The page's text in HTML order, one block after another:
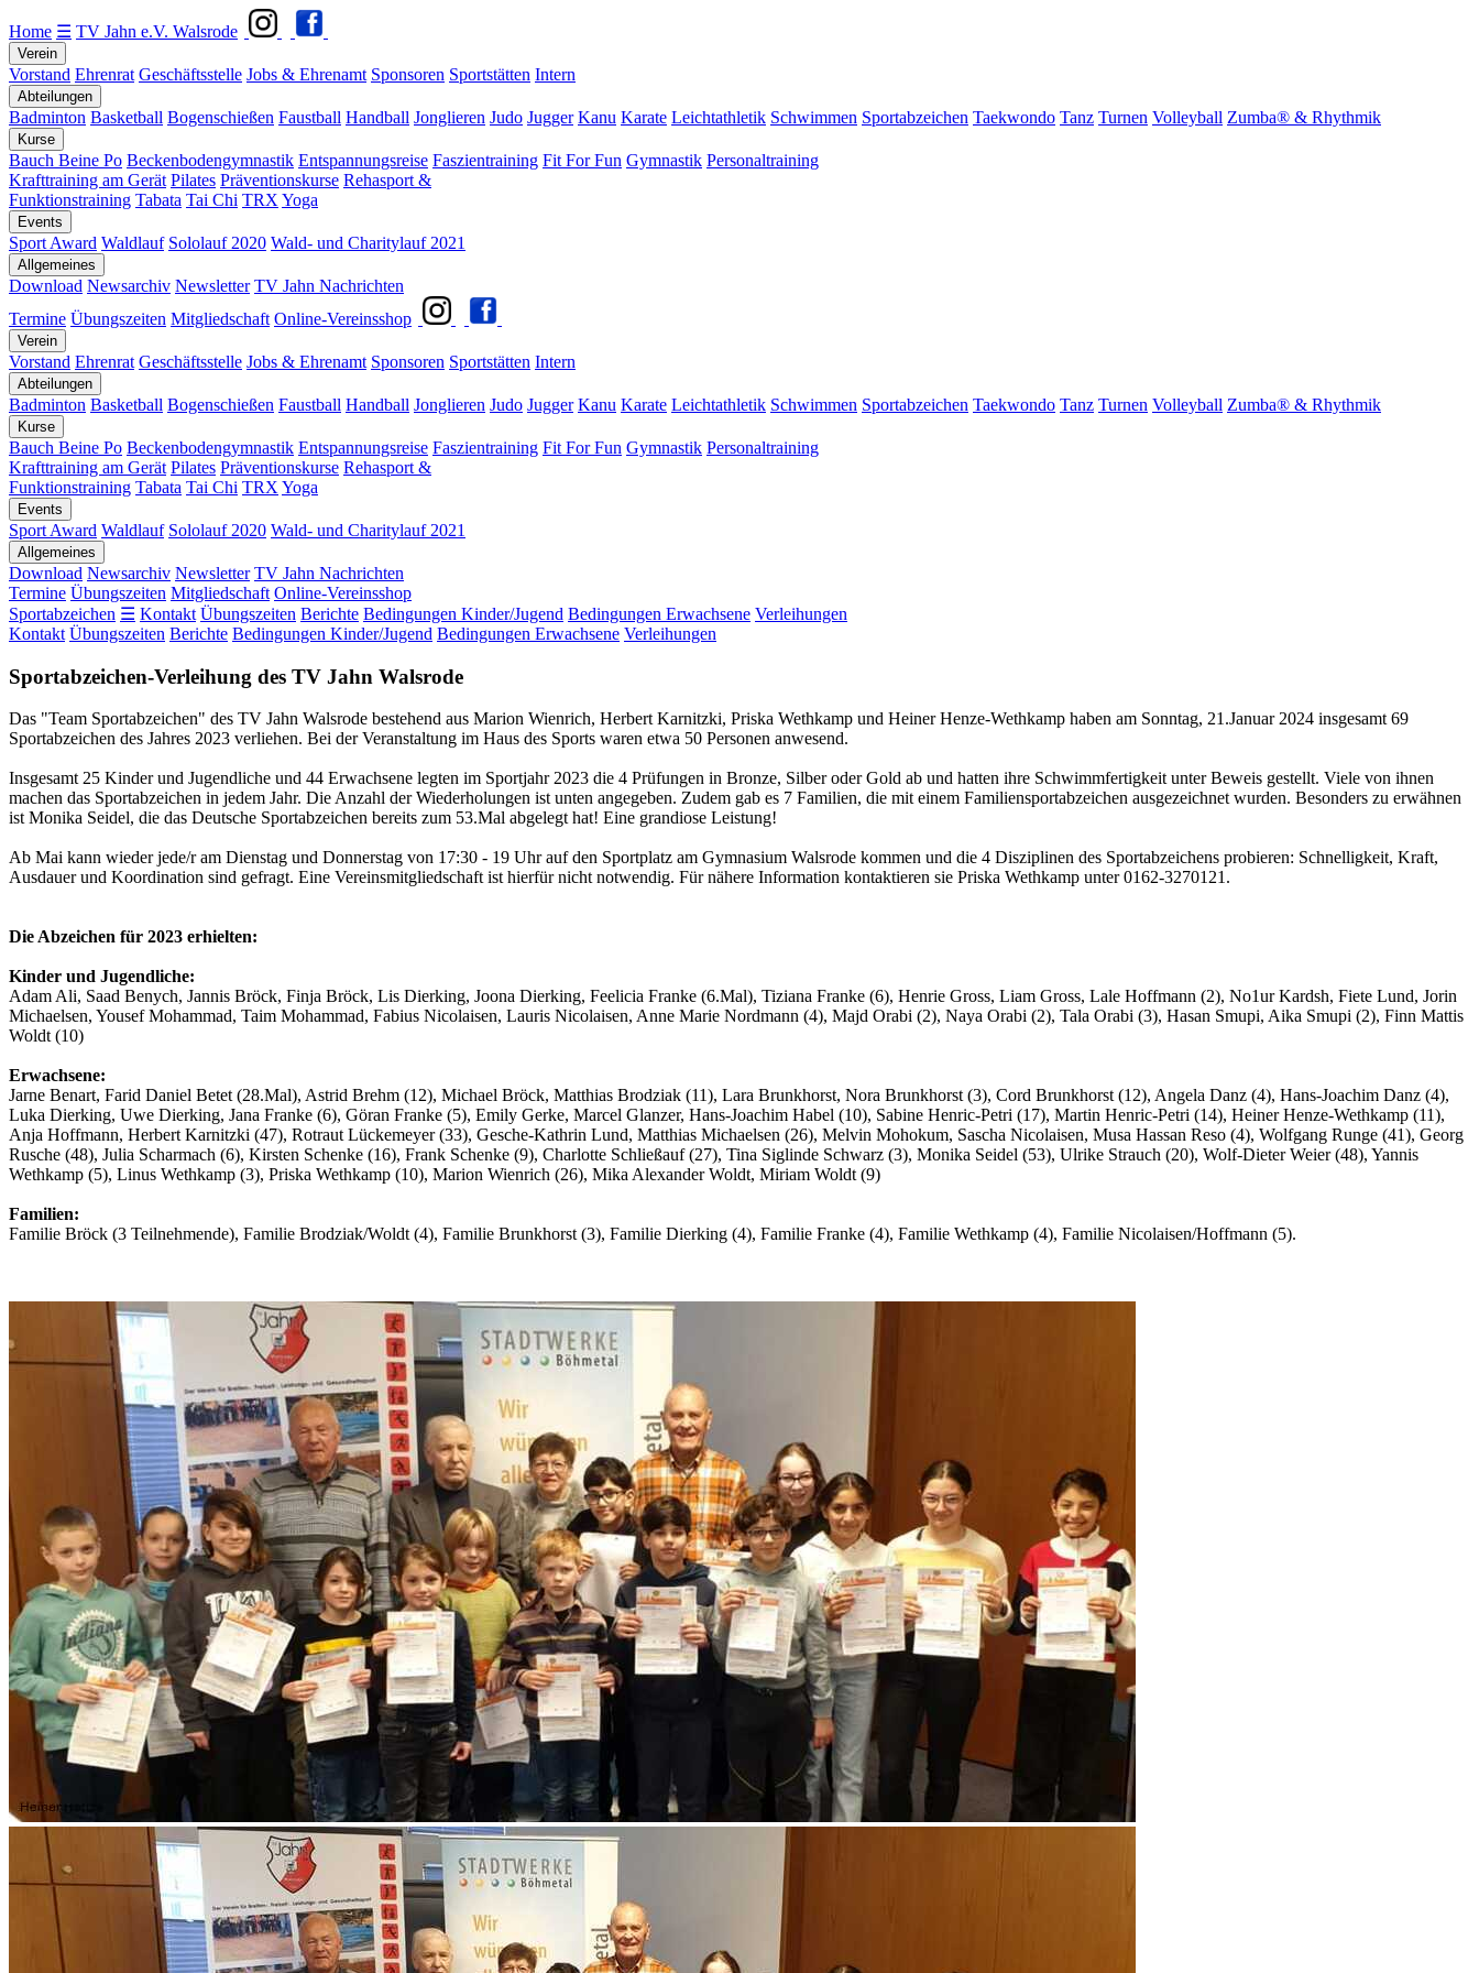
Home ☰ TV Jahn e.V. Walsrode
Verein
Vorstand Ehrenrat Geschäftsstelle Jobs & Ehrenamt Sponsoren Sportstätten Intern
Abteilungen
Badminton Basketball Bogenschießen Faustball Handball Jonglieren Judo Jugger Kanu Karate Leichtathletik Schwimmen Sportabzeichen Taekwondo Tanz Turnen Volleyball Zumba® & Rhythmik
Kurse
Bauch Beine Po Beckenbodengymnastik Entspannungsreise Faszientraining Fit For Fun Gymnastik Personaltraining
Krafttraining am Gerät Pilates Präventionskurse Rehasport &
Funktionstraining Tabata Tai Chi TRX Yoga
Events
Sport Award Waldlauf Sololauf 2020 Wald- und Charitylauf 2021
Allgemeines
Download Newsarchiv Newsletter TV Jahn Nachrichten
Termine Übungszeiten Mitgliedschaft Online-Vereinsshop
Verein
Vorstand Ehrenrat Geschäftsstelle Jobs & Ehrenamt Sponsoren Sportstätten Intern
Abteilungen
Badminton Basketball Bogenschießen Faustball Handball Jonglieren Judo Jugger Kanu Karate Leichtathletik Schwimmen Sportabzeichen Taekwondo Tanz Turnen Volleyball Zumba® & Rhythmik
Kurse
Bauch Beine Po Beckenbodengymnastik Entspannungsreise Faszientraining Fit For Fun Gymnastik Personaltraining
Krafttraining am Gerät Pilates Präventionskurse Rehasport &
Funktionstraining Tabata Tai Chi TRX Yoga
Events
Sport Award Waldlauf Sololauf 2020 Wald- und Charitylauf 2021
Allgemeines
Download Newsarchiv Newsletter TV Jahn Nachrichten
Termine Übungszeiten Mitgliedschaft Online-Vereinsshop
Sportabzeichen ☰ Kontakt Übungszeiten Berichte Bedingungen Kinder/Jugend Bedingungen Erwachsene Verleihungen
Kontakt Übungszeiten Berichte Bedingungen Kinder/Jugend Bedingungen Erwachsene Verleihungen
Sportabzeichen-Verleihung des TV Jahn Walsrode
Das "Team Sportabzeichen" des TV Jahn Walsrode bestehend aus Marion Wienrich, Herbert Karnitzki, Priska Wethkamp und Heiner Henze-Wethkamp haben am Sonntag, 21.Januar 2024 insgesamt 69
Sportabzeichen des Jahres 2023 verliehen. Bei der Veranstaltung im Haus des Sports waren etwa 50 Personen anwesend.
Insgesamt 25 Kinder und Jugendliche und 44 Erwachsene legten im Sportjahr 2023 die 4 Prüfungen in Bronze, Silber oder Gold ab und hatten ihre Schwimmfertigkeit unter Beweis gestellt. Viele von ihnen
machen das Sportabzeichen in jedem Jahr. Die Anzahl der Wiederholungen ist unten angegeben. Zudem gab es 7 Familien, die mit einem Familiensportabzeichen ausgezeichnet wurden. Besonders zu erwähnen
ist Monika Seidel, die das Deutsche Sportabzeichen bereits zum 53.Mal abgelegt hat! Eine grandiose Leistung!
Ab Mai kann wieder jede/r am Dienstag und Donnerstag von 17:30 - 19 Uhr auf den Sportplatz am Gymnasium Walsrode kommen und die 4 Disziplinen des Sportabzeichens probieren: Schnelligkeit, Kraft,
Ausdauer und Koordination sind gefragt. Eine Vereinsmitgliedschaft ist hierfür nicht notwendig. Für nähere Information kontaktieren sie Priska Wethkamp unter 0162-3270121.
Die Abzeichen für 2023 erhielten:
Kinder und Jugendliche:
Adam Ali, Saad Benych, Jannis Bröck, Finja Bröck, Lis Dierking, Joona Dierking, Feelicia Franke (6.Mal), Tiziana Franke (6), Henrie Gross, Liam Gross, Lale Hoffmann (2), No1ur Kardsh, Fiete Lund, Jorin
Michaelsen, Yousef Mohammad, Taim Mohammad, Fabius Nicolaisen, Lauris Nicolaisen, Anne Marie Nordmann (4), Majd Orabi (2), Naya Orabi (2), Tala Orabi (3), Hasan Smupi, Aika Smupi (2), Finn Mattis
Woldt (10)
Erwachsene:
Jarne Benart, Farid Daniel Betet (28.Mal), Astrid Brehm (12), Michael Bröck, Matthias Brodziak (11), Lara Brunkhorst, Nora Brunkhorst (3), Cord Brunkhorst (12), Angela Danz (4), Hans-Joachim Danz (4),
Luka Dierking, Uwe Dierking, Jana Franke (6), Göran Franke (5), Emily Gerke, Marcel Glanzer, Hans-Joachim Habel (10), Sabine Henric-Petri (17), Martin Henric-Petri (14), Heiner Henze-Wethkamp (11),
Anja Hoffmann, Herbert Karnitzki (47), Rotraut Lückemeyer (33), Gesche-Kathrin Lund, Matthias Michaelsen (26), Melvin Mohokum, Sascha Nicolaisen, Musa Hassan Reso (4), Wolfgang Runge (41), Georg
Rusche (48), Julia Scharmach (6), Kirsten Schenke (16), Frank Schenke (9), Charlotte Schließauf (27), Tina Siglinde Schwarz (3), Monika Seidel (53), Ulrike Strauch (20), Wolf-Dieter Weier (48), Yannis
Wethkamp (5), Linus Wethkamp (3), Priska Wethkamp (10), Marion Wienrich (26), Mika Alexander Woldt, Miriam Woldt (9)
Familien:
Familie Bröck (3 Teilnehmende), Familie Brodziak/Woldt (4), Familie Brunkhorst (3), Familie Dierking (4), Familie Franke (4), Familie Wethkamp (4), Familie Nicolaisen/Hoffmann (5).